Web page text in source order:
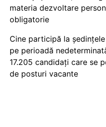
materia dezvoltare
obligatorie
Cine participă la
pe perioadă
17.205 candidați care se
de posturi vacante